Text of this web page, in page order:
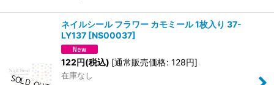
ネイルシール フラワー カモミール 1枚入り 37-
LY137 [NS00037]
122円(税込) [通常販売価格: 128円]
在庫なし